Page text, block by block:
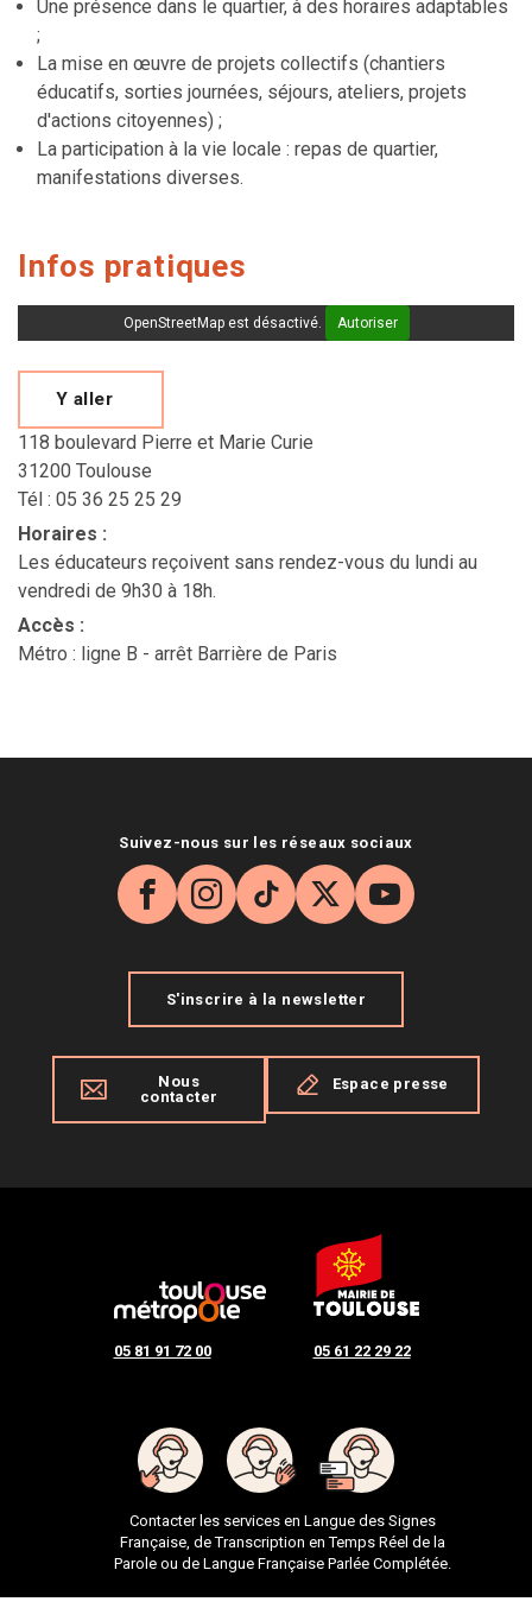
Une présence dans le quartier, à des horaires adaptables
;
La mise en œuvre de projets collectifs (chantiers
éducatifs, sorties journées, séjours, ateliers, projets
d'actions citoyennes) ;
La participation à la vie locale : repas de quartier,
manifestations diverses.
Infos pratiques
OpenStreetMap est désactivé. Autoriser
Y aller
118 boulevard Pierre et Marie Curie
31200 Toulouse
Tél : 05 36 25 25 29
Horaires :
Les éducateurs reçoivent sans rendez-vous du lundi au
vendredi de 9h30 à 18h.
Accès :
Métro : ligne B - arrêt Barrière de Paris
05 81 91 72 00 05 61 22 29 22
Contacter les services en Langue des Signes
Française, de Transcription en Temps Réel de la
Parole ou de Langue Française Parlée Complétée.
Suivez-nous sur les réseaux sociaux
Facebook
Instagram
TikTok
X YouTube
S'inscrire à la newsletter
Nous
contacter
Espace presse